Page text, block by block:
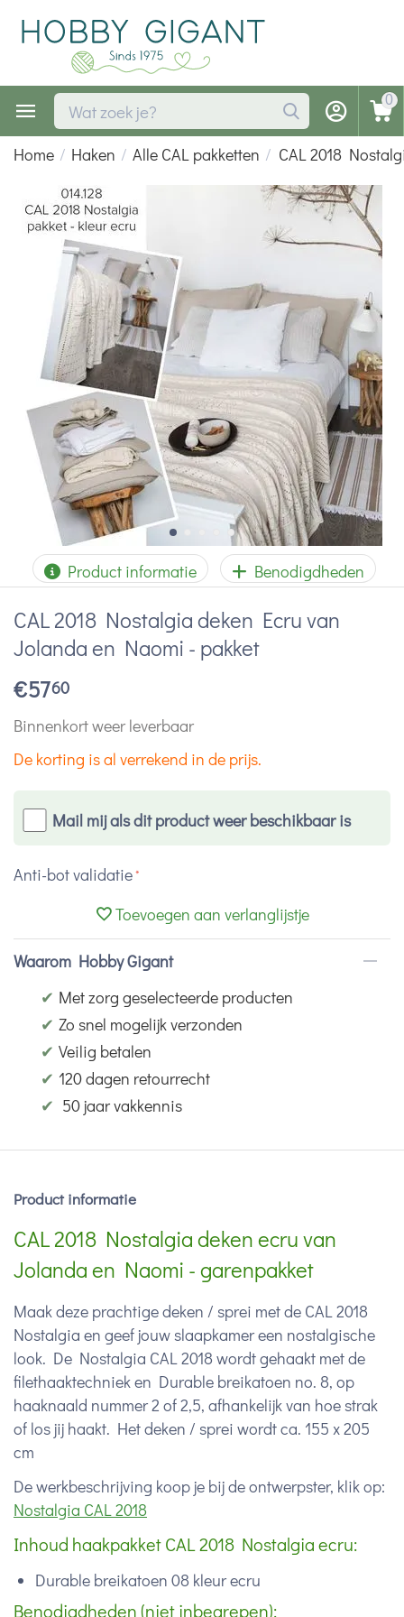
0
Home / Haken / Alle CAL pakketten / CAL 2018
Product informatie Benodigdheden
CAL 2018 Nostalgia deken Ecru van
Jolanda en Naomi - pakket
€5760
Binnenkort weer leverbaar
De korting is al verrekend in de prijs.
Mail mij als dit product weer beschikbaar is
Anti-bot validatie
Toevoegen aan verlanglijstje
Waarom Hobby Gigant
✔ Met zorg geselecteerde producten
✔ Zo snel mogelijk verzonden
✔ Veilig betalen
✔ 120 dagen retourrecht
✔ 50 jaar vakkennis
Product informatie
CAL 2018 Nostalgia deken ecru van
Jolanda en Naomi - garenpakket
Maak deze prachtige deken / sprei met de CAL 2018
Nostalgia en geef jouw slaapkamer een nostalgische
look. De Nostalgia CAL 2018 wordt gehaakt met de
filethaaktechniek en Durable breikatoen no. 8, op
haaknaald nummer 2 of 2,5, afhankelijk van hoe strak
of los jij haakt. Het deken / sprei wordt ca. 155 x 205
cm
De werkbeschrijving koop je bij de ontwerpster, klik op:
Nostalgia CAL 2018
Inhoud haakpakket CAL 2018 Nostalgia ecru:
Durable breikatoen 08 kleur ecru
Benodigdheden (niet inbegrepen):